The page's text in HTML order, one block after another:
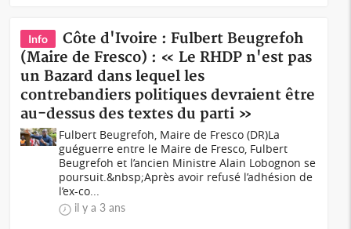
Info
Côte d'Ivoire : Fulbert Beugrefoh
(Maire de Fresco) : « Le RHDP n'est pas
un Bazard dans lequel les
contrebandiers politiques devraient être
au-dessus des textes du parti »
Fulbert Beugrefoh, Maire de Fresco (DR)La
guéguerre entre le Maire de Fresco, Fulbert
Beugrefoh et l’ancien Ministre Alain Lobognon se
poursuit.&nbsp;Après avoir refusé l’adhésion de
l’ex-co...
il y a 3 ans